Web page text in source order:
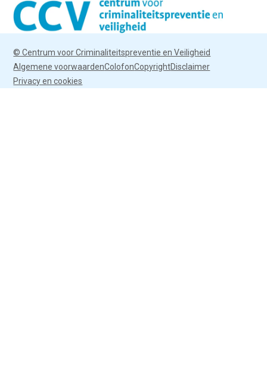
© Centrum voor Criminaliteitspreventie en Veiligheid
Algemene voorwaardenColofonCopyrightDisclaimer
Privacy en cookies